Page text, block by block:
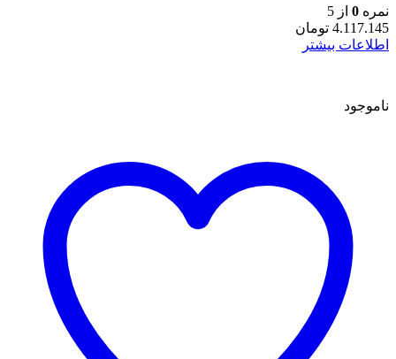
نمره 0 از 5
4.117.145 تومان
اطلاعات بیشتر
ناموجود